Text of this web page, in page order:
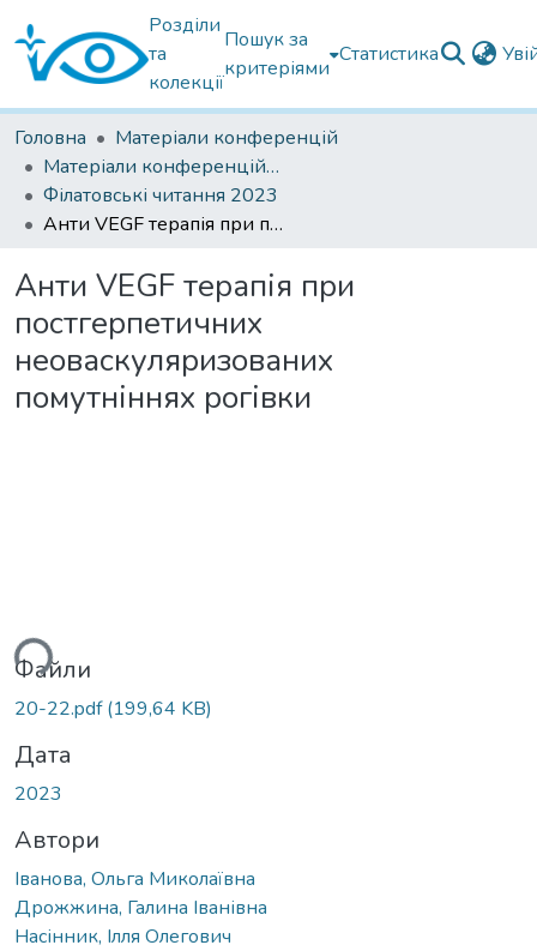
Розділи
та
колекції
Пошук за
критеріями
Статистика
Головна
Матеріали конференцій
Матеріали конференцій Інституту Філатова
Філатовські читання 2023
Анти VEGF терапія при постгерпетичних неоваскуляризованих помутніннях рогівки
Анти VEGF терапія при
постгерпетичних
неоваскуляризованих
помутніннях рогівки
Файли
20-22.pdf(199,64 KB)
Дата
2023
Автори
Іванова, Ольга Миколаївна
Дрожжина, Галина Іванівна
Насінник, Ілля Олегович